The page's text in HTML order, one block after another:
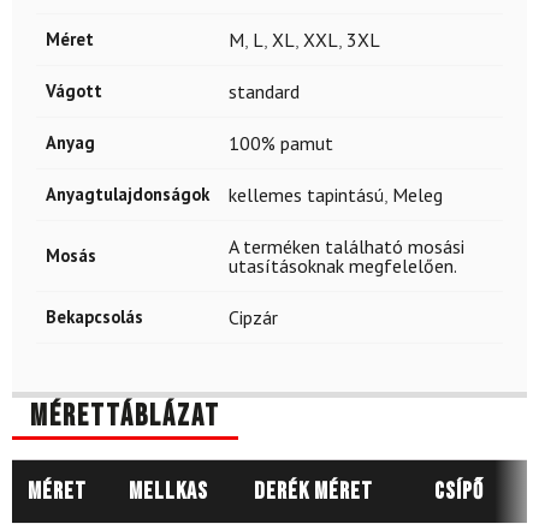
Méret M, L, XL, XXL, 3XL
Vágott standard
Anyag 100% pamut
Anyagtulajdonságok kellemes tapintású, Meleg
Mosás
A terméken található mosási
utasításoknak megfelelően.
Bekapcsolás Cipzár
Mérettáblázat
Méret Mellkas Derék méret Csípő